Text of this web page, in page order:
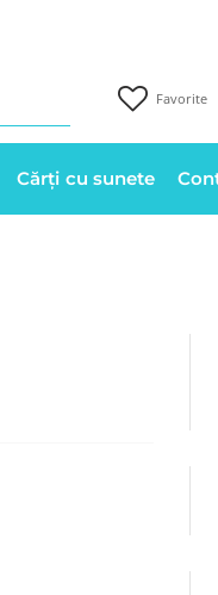
Favorite
Cărți cu sunete